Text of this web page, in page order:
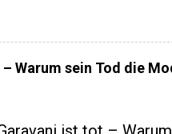
weil Italien nach Turin
Blogs zu
sind genau
Warum sein Tod die